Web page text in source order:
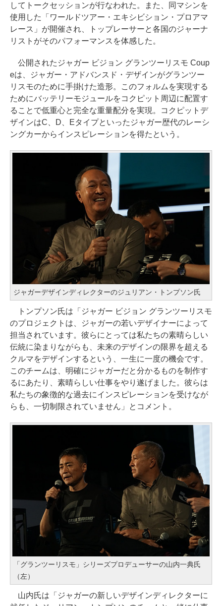
してトークセッションが行なわれた。また、同マシンを
使用した「ワールドツアー・エキシビション・プロアマ
レース」が開催され、トップレーサーと各国のジャーナ
リストがそのパフォーマンスを体感した。
公開されたジャガー ビジョン グランツーリスモ Coup
eは、ジャガー・アドバンスド・デザインがグランツー
リスモのために手掛けた造形。このフォルムを実現する
ためにバッテリーモジュールをコクピット周辺に配置す
ることで低重心と完全な重量配分を実現。コクピットデ
ザインはC、D、Eタイプといったジャガー歴代のレーシ
ングカーからインスピレーションを得たという。
ジャガーデザインディレクターのジュリアン・トンプソン氏
トンプソン氏は「ジャガー ビジョン グランツーリスモ
のプロジェクトは、ジャガーの若いデザイナーによって
担当されています。彼らにとっては私たちの素晴らしい
伝統に染まりながらも、未来のデザインの限界を超える
クルマをデザインするという、一生に一度の機会です。
このチームは、明確にジャガーだと分かるものを制作す
るにあたり、素晴らしい仕事をやり遂げました。彼らは
私たちの象徴的な過去にインスピレーションを受けなが
らも、一切制限されていません」とコメント。
「グランツーリスモ」シリーズプロデューサーの山内一典氏
（左）
山内氏は「ジャガーの新しいデザインディレクターに